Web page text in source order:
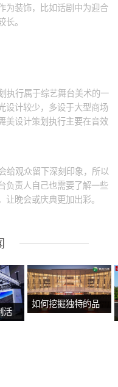
为装饰，比如话剧中为迎合
。
执行属于综艺舞台美术的一
设计较少，多设于大型商场
美设计策划执行主要在音效
给观众留下深刻印象，所以
负责人自己也需要了解一些
晚会或庆典更加出彩。
活
如何挖掘独特的品